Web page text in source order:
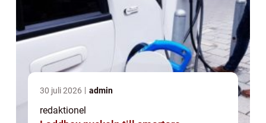
30 juli 2026 admin
redaktionel